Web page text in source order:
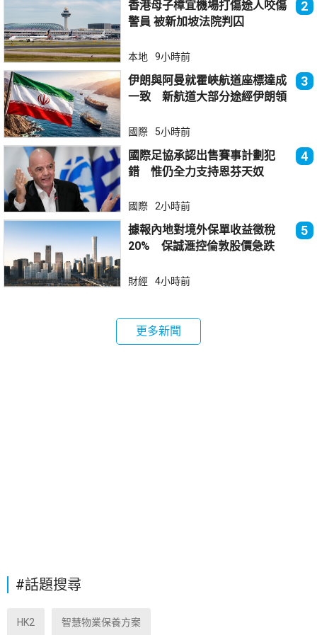
香港母子樟宜機場打傷途人咬傷
警員 被新加坡法院判囚
2
本地 9小時前
伊朗與阿曼就霍峽航道座標達成
一致 新航道大部分途經伊朗領
3
國際 5小時前
國際足協承認出售賽事計劃犯
錯 惟仍全力支持恩芬天奴
4
國際 2小時前
據報內地對境外保單收益徵稅
20% 保誠滙控倫敦股價急跌
5
財經 4小時前
更多新聞
#話題搜尋
HK2 智慧物業保養方案